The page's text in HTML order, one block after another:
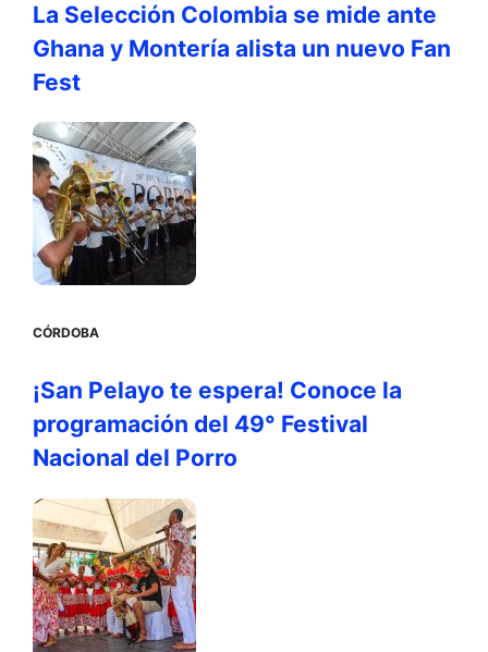
La Selección Colombia se mide ante
Ghana y Montería alista un nuevo Fan
Fest
CÓRDOBA
¡San Pelayo te espera! Conoce la
programación del 49° Festival
Nacional del Porro